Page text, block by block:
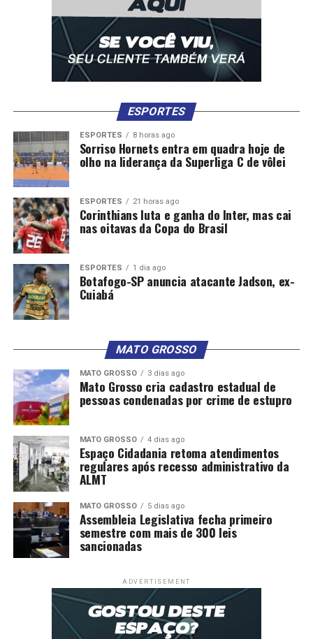
ESPORTES
ESPORTES 8 horas ago
Sorriso Hornets entra em quadra hoje de
olho na liderança da Superliga C de vôlei
ESPORTES 21 horas ago
Corinthians luta e ganha do Inter, mas cai
nas oitavas da Copa do Brasil
ESPORTES 1 dia ago
Botafogo-SP anuncia atacante Jadson, ex-
Cuiabá
MATO GROSSO
MATO GROSSO 3 dias ago
Mato Grosso cria cadastro estadual de
pessoas condenadas por crime de estupro
MATO GROSSO 4 dias ago
Espaço Cidadania retoma atendimentos
regulares após recesso administrativo da
ALMT
MATO GROSSO 5 dias ago
Assembleia Legislativa fecha primeiro
semestre com mais de 300 leis
sancionadas
ADVERTISEMENT